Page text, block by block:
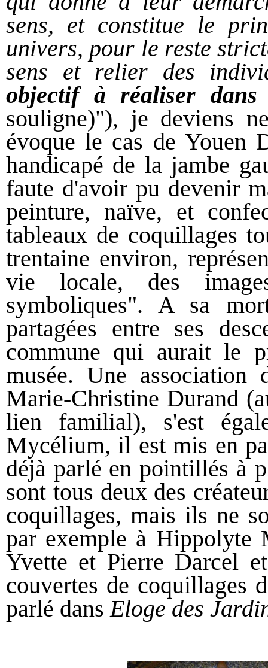
sens, et constitue le
univers, pour le reste
sens et relier des
objectif à réaliser dans
souligne)"), je deviens
évoque le cas de Youen
handicapé de la jambe
faute d'avoir pu devenir
peinture, naïve, et
tableaux de coquillages
trentaine environ,
vie locale, des
symboliques". A sa
partagées entre ses
commune qui aurait le
musée. Une
Marie-Christine Durand
lien familial), s'est
Mycélium, il est mis en
déjà parlé en pointillés à
sont tous deux des
coquillages, mais ils ne
par exemple à Hippolyte
Yvette et Pierre Darcel
couvertes de coquillages
parlé dansEloge des